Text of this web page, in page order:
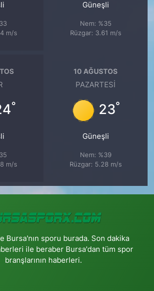
m/s
Güneşli
Nem: %35
Rüzgar: 3.61 m/s
°
m/s
10 AĞUSTOS
PAZARTESI
23°
Güneşli
Nem: %39
Rüzgar: 5.28 m/s
Bursa'nın sporu burada. Son dakika
ile beraber Bursa'dan tüm spor
branşlarının haberleri.